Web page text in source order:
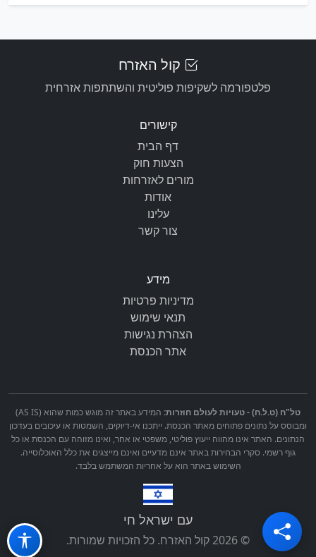
קול האזרח
פלטפורמה לשקיפות פוליטית והשתתפות אזרחית
קישורים
דף הבית
הצעות חוק
מורים לאזרחות
אודות
עלינו
צור קשר
מידע
מדיניות פרטיות
תנאי שימוש
הצהרת נגישות
אתר הכנסת
טל"ח (ט.ל.ח) - טעויות לעולם חוזרות:
המידע באתר זה מוגש כמות שהוא (AS IS)
ומבוסס על נתונים פתוחים מאתר הכנסת. ייתכנו אי-דיוקים, השמטות או עיכובים בעדכון
הנתונים. האתר אינו מהווה ייעוץ פוליטי, משפטי או אחר, ואינו מזוהה עם הכנסת או כל
גוף רשמי. סקרי הבחירות באתר אינם מדעיים ואינם מייצגים את כלל האוכלוסייה.
השימוש באתר הוא על אחריות המשתמש בלבד.
עם ישראל חי
© 2026 קול האזרח. כל הזכויות שמורות.